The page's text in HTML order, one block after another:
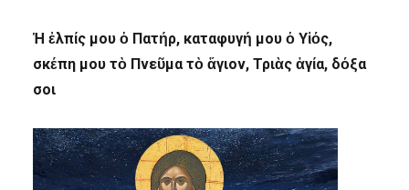
Ἡ ἐλπίς μου ὁ Πατήρ, καταφυγή μου ὁ Υἱός,
σκέπη μου τὸ Πνεῦμα τὸ ἅγιον, Τριὰς ἁγία, δόξα
σοι